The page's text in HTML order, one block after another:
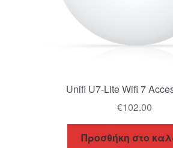
Unifi U7-Lite Wifi 7
€102.00
Προσθήκη στο